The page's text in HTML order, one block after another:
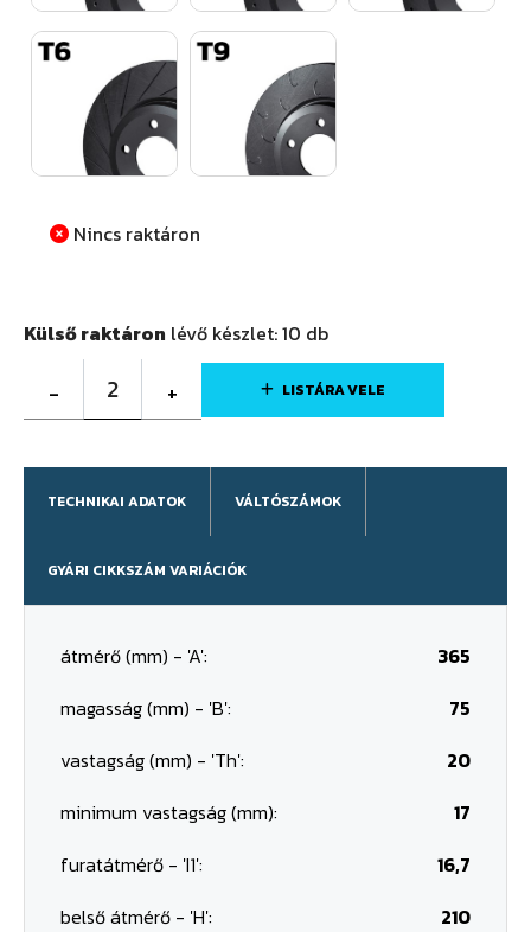
Nincs raktáron
Külső raktáron lévő készlet:10 db
- 2 + LISTÁRA VELE
TECHNIKAI ADATOK VÁLTÓSZÁMOK
GYÁRI CIKKSZÁM VARIÁCIÓK
átmérő (mm) - 'A':
365
magasság (mm) - 'B':
75
vastagság (mm) - 'Th':
20
minimum vastagság (mm):
17
furatátmérő - 'I1':
16,7
belső átmérő - 'H':
210